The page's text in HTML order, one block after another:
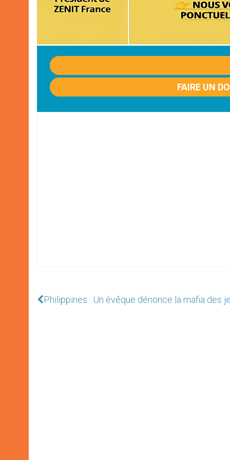
FAIRE UN
Philippines : Un évêque dénonce la mafia des